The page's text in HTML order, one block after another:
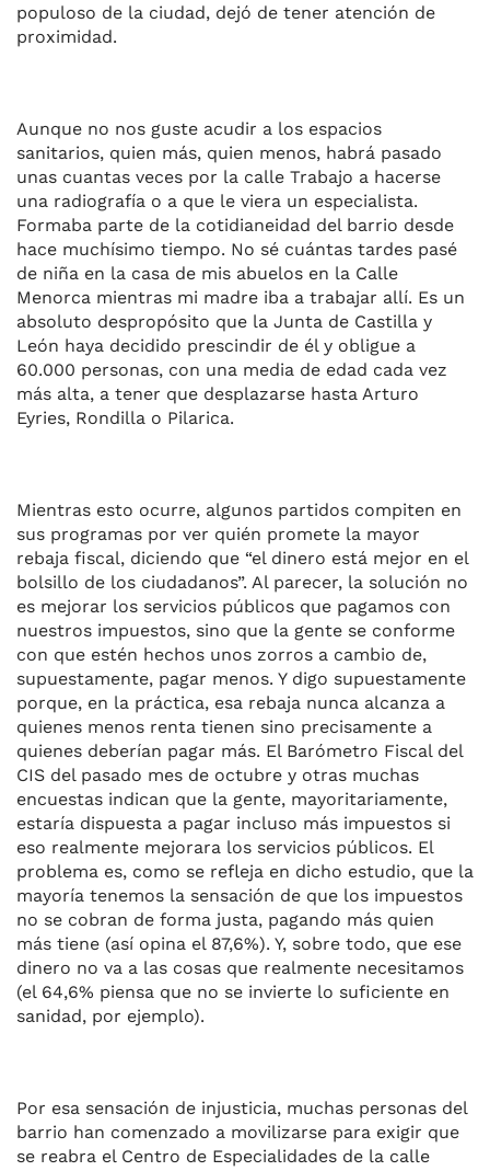
populoso de la ciudad, dejó de tener atención de
proximidad.
Aunque no nos guste acudir a los espacios
sanitarios, quien más, quien menos, habrá pasado
unas cuantas veces por la calle Trabajo a hacerse
una radiografía o a que le viera un especialista.
Formaba parte de la cotidianeidad del barrio desde
hace muchísimo tiempo. No sé cuántas tardes pasé
de niña en la casa de mis abuelos en la Calle
Menorca mientras mi madre iba a trabajar allí. Es un
absoluto despropósito que la Junta de Castilla y
León haya decidido prescindir de él y obligue a
60.000 personas, con una media de edad cada vez
más alta, a tener que desplazarse hasta Arturo
Eyries, Rondilla o Pilarica.
Mientras esto ocurre, algunos partidos compiten en
sus programas por ver quién promete la mayor
rebaja fiscal, diciendo que “el dinero está mejor en el
bolsillo de los ciudadanos”. Al parecer, la solución no
es mejorar los servicios públicos que pagamos con
nuestros impuestos, sino que la gente se conforme
con que estén hechos unos zorros a cambio de,
supuestamente, pagar menos. Y digo supuestamente
porque, en la práctica, esa rebaja nunca alcanza a
quienes menos renta tienen sino precisamente a
quienes deberían pagar más. El Barómetro Fiscal del
CIS del pasado mes de octubre y otras muchas
encuestas indican que la gente, mayoritariamente,
estaría dispuesta a pagar incluso más impuestos si
eso realmente mejorara los servicios públicos. El
problema es, como se refleja en dicho estudio, que la
mayoría tenemos la sensación de que los impuestos
no se cobran de forma justa, pagando más quien
más tiene (así opina el 87,6%). Y, sobre todo, que ese
dinero no va a las cosas que realmente necesitamos
(el 64,6% piensa que no se invierte lo suficiente en
sanidad, por ejemplo).
Por esa sensación de injusticia, muchas personas del
barrio han comenzado a movilizarse para exigir que
se reabra el Centro de Especialidades de la calle